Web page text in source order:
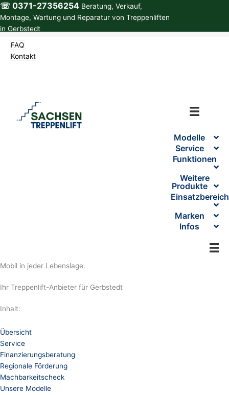
Zum
Inhalt
springen
☏ 0371-27356254 Beratung, Verkauf,
Montage, Wartung und Reparatur von Treppenliften
in Gerbstedt
FAQ
Kontakt
Modelle
Service
Funktionen
Weitere
Produkte
Marken
Infos
Mobil in jeder Lebenslage.
Ihr Treppenlift-Anbieter für Gerbstedt
Inhalt:
Übersicht
Service
Finanzierungsberatung
Regionale Förderung
Machbarkeitscheck
Unsere Modelle